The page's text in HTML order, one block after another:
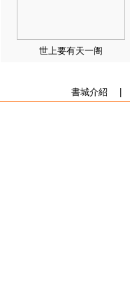
世上要有天一阁
書城介紹